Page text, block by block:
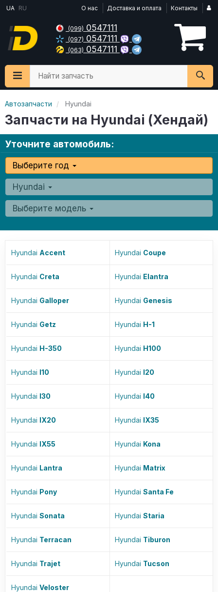
UA RU О нас Доставка и оплата Контакты
(099) 0547111
(097) 0547111
(063) 0547111
Найти запчасть
Автозапчасти Hyundai
Запчасти на Hyundai (Хендай)
Уточните автомобиль:
Выберите год
Hyundai
Выберите модель
Hyundai Accent Hyundai Coupe
Hyundai Creta Hyundai Elantra
Hyundai Galloper Hyundai Genesis
Hyundai Getz Hyundai H-1
Hyundai H-350 Hyundai H100
Hyundai I10 Hyundai I20
Hyundai I30 Hyundai I40
Hyundai IX20 Hyundai IX35
Hyundai IX55 Hyundai Kona
Hyundai Lantra Hyundai Matrix
Hyundai Pony Hyundai Santa Fe
Hyundai Sonata Hyundai Staria
Hyundai Terracan Hyundai Tiburon
Hyundai Trajet Hyundai Tucson
Hyundai Veloster